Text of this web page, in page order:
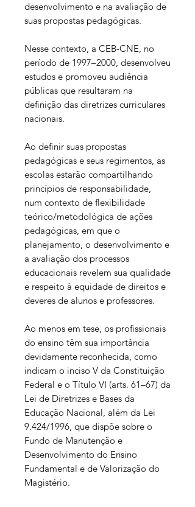
desenvolvimento e na avaliação de
suas propostas pedagógicas.
Nesse contexto, a CEB-CNE, no
período de 1997–2000, desenvolveu
estudos e promoveu audiência
públicas que resultaram na
definição das diretrizes curriculares
nacionais.
Ao definir suas propostas
pedagógicas e seus regimentos, as
escolas estarão compartilhando
princípios de responsabilidade,
num contexto de flexibilidade
teórico/metodológica de ações
pedagógicas, em que o
planejamento, o desenvolvimento e
a avaliação dos processos
educacionais revelem sua qualidade
e respeito à equidade de direitos e
deveres de alunos e professores.
Ao menos em tese, os profissionais
do ensino têm sua importância
devidamente reconhecida, como
indicam o inciso V da Constituição
Federal e o Título VI (arts. 61–67) da
Lei de Diretrizes e Bases da
Educação Nacional, além da Lei
9.424/1996, que dispõe sobre o
Fundo de Manutenção e
Desenvolvimento do Ensino
Fundamental e de Valorização do
Magistério.